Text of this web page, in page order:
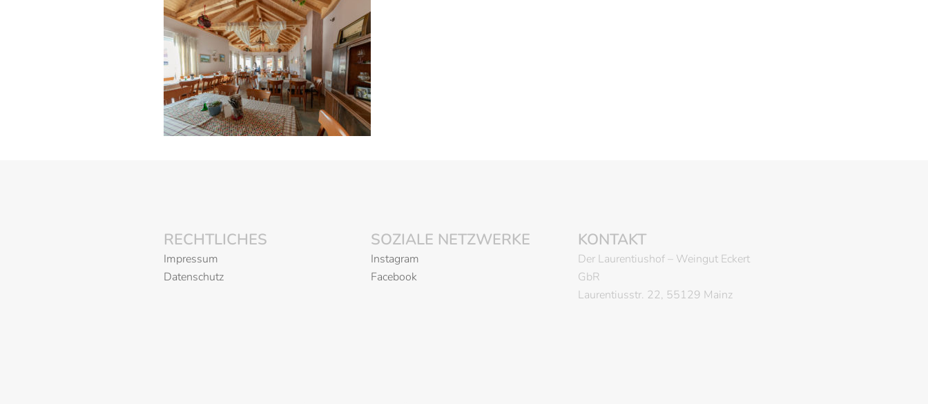
RECHTLICHES
Impressum
Datenschutz
SOZIALE NETZWERKE
Instagram
Facebook
KONTAKT
Der Laurentiushof – Weingut Eckert
GbR
Laurentiusstr. 22, 55129 Mainz